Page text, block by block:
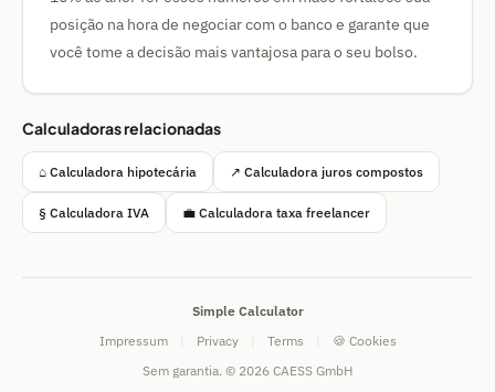
posição na hora de negociar com o banco e garante que
você tome a decisão mais vantajosa para o seu bolso.
Calculadoras relacionadas
⌂ Calculadora hipotecária ↗ Calculadora juros compostos
§ Calculadora IVA 💼 Calculadora taxa freelancer
Simple Calculator
Impressum
Privacy Terms
🍪 Cookies
Sem garantia. © 2026 CAESS GmbH